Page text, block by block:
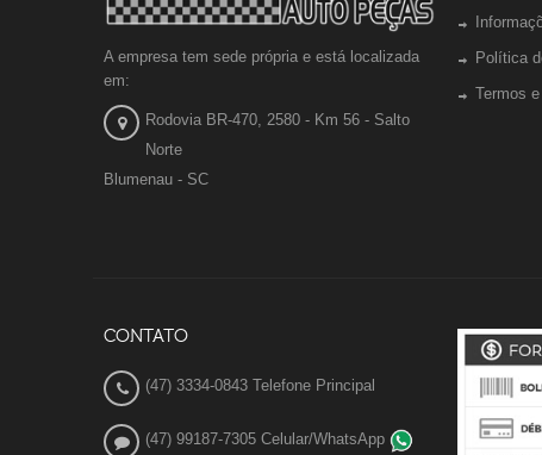
A empresa tem sede própria e está localizada
em:
Rodovia BR-470, 2580 - Km 56 - Salto
Norte
Blumenau - SC
Política
Termos
CONTATO
(47) 3334-0843 Telefone Principal
(47) 99187-7305 Celular/WhatsApp